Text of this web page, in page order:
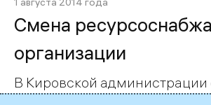
Смена
организации
В Кировской администрации